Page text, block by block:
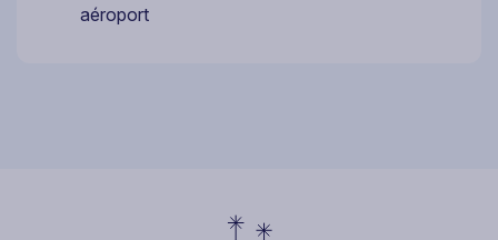
aéroport